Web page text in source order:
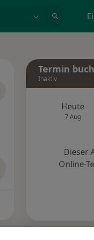
Termin
Inaktiv
Heute
7 Aug
Dieser
Online-